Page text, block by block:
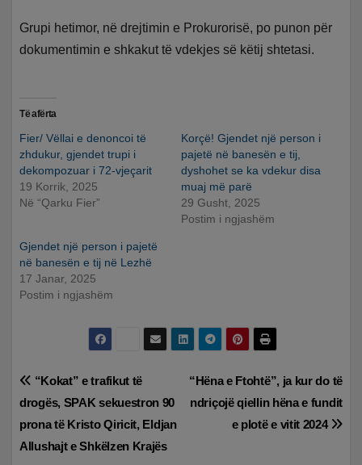
Grupi hetimor, në drejtimin e Prokurorisë, po punon për
dokumentimin e shkakut të vdekjes së këtij shtetasi.
Të afërta
Fier/ Vëllai e denoncoi të
zhdukur, gjendet trupi i
dekompozuar i 72-vjeçarit
19 Korrik, 2025
Në “Qarku Fier”
Korçë! Gjendet një person i
pajetë në banesën e tij,
dyshohet se ka vdekur disa
muaj më parë
29 Gusht, 2025
Postim i ngjashëm
Gjendet një person i pajetë
në banesën e tij në Lezhë
17 Janar, 2025
Postim i ngjashëm
Lëvizje
te
postimet
“Hëna e Ftohtë”, ja kur do të
ndriçojë qiellin hëna e fundit
e plotë e vitit 2024
“Kokat” e trafikut të
drogës, SPAK sekuestron 90
prona të Kristo Qiricit, Eldjan
Allushajt e Shkëlzen Krajës